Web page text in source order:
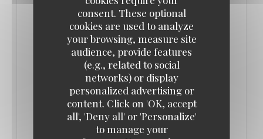
consent. These optional
cookies are used to analyze
your browsing, measure site
audience, provide features
(e.g., related to social
networks) or display
personalized advertising or
content. Click on 'OK, accept
all', 'Deny all' or 'Personalize'
to manage your
En plat, la part belle est souvent faite aux abats.
Amoureux du genre, vous ne serez pas déçus. Côté
viande, l'incontournable entrecôte irlandaise est un
must (24 €). Mais vous pouvez tout aussi bien vous
contenter d'un pain de viande et stoemp (16 €) ou
d'un plat de poisson (entre 20 € et 28 €).
On vous recommande aussi le menu au rapport